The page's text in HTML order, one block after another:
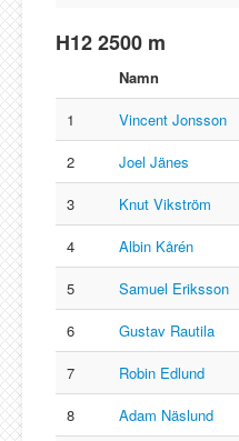
H12 2500 m
Namn
1
Vincent Jonsson
2
Joel Jänes
3
Knut Vikström
4
Albin Kårén
5
Samuel Eriksson
6
Gustav Rautila
7
Robin Edlund
8
Adam Näslund